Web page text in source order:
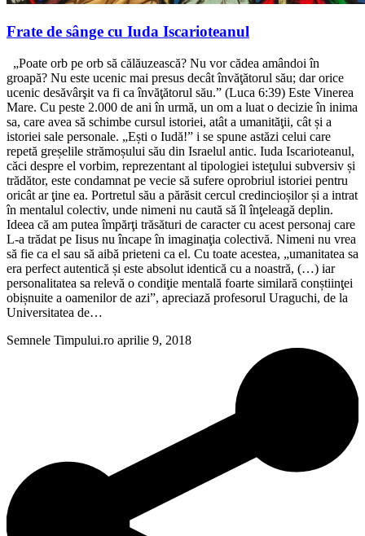
Frate de sânge cu Iuda Iscarioteanul
„Poate orb pe orb să călăuzească? Nu vor cădea amândoi în
groapă? Nu este ucenic mai presus decât învăţătorul său; dar orice
ucenic desăvârşit va fi ca învăţătorul său.” (Luca 6:39) Este Vinerea
Mare. Cu peste 2.000 de ani în urmă, un om a luat o decizie în inima
sa, care avea să schimbe cursul istoriei, atât a umanităţii, cât și a
istoriei sale personale. „Ești o Iudă!” i se spune astăzi celui care
repetă greșelile strămoșului său din Israelul antic. Iuda Iscarioteanul,
căci despre el vorbim, reprezentant al tipologiei isteţului subversiv și
trădător, este condamnat pe vecie să sufere oprobriul istoriei pentru
oricât ar ţine ea. Portretul său a părăsit cercul credincioșilor și a intrat
în mentalul colectiv, unde nimeni nu caută să îl înţeleagă deplin.
Ideea că am putea împărţi trăsături de caracter cu acest personaj care
L-a trădat pe Iisus nu încape în imaginaţia colectivă. Nimeni nu vrea
să fie ca el sau să aibă prieteni ca el. Cu toate acestea, „umanitatea sa
era perfect autentică și este absolut identică cu a noastră, (…) iar
personalitatea sa relevă o condiţie mentală foarte similară conștiinţei
obișnuite a oamenilor de azi”, apreciază profesorul Uraguchi, de la
Universitatea de…
Semnele Timpului.ro aprilie 9, 2018